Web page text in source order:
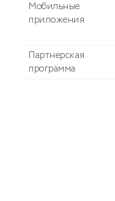
Мобильные
приложения
Партнерская
программа